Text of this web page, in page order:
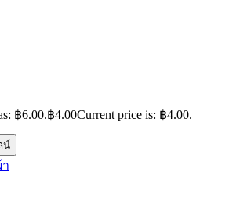
฿6.00.฿4.00Current price is: ฿4.00.
น์